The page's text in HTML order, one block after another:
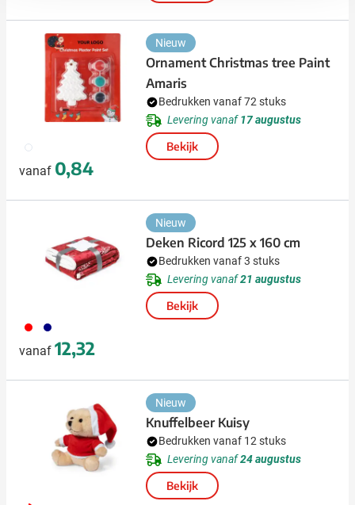
009
vanaf 0,84
Nieuw
Ornament Christmas tree Paint
Amaris
Bedrukken vanaf 72 stuks
Levering vanaf17 augustus
Bekijk
008 536
vanaf 12,32
Nieuw
Deken Ricord 125 x 160 cm
Bedrukken vanaf 3 stuks
Levering vanaf21 augustus
Bekijk
Nieuw
Knuffelbeer Kuisy
Bedrukken vanaf 12 stuks
Levering vanaf24 augustus
Bekijk